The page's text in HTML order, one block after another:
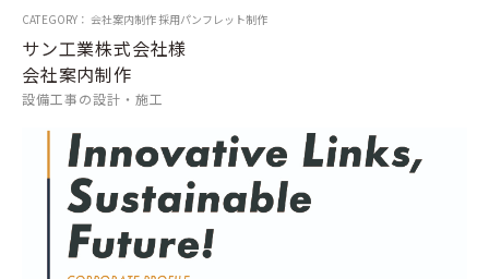
CATEGORY： 会社案内制作 採用パンフレット制作
サン工業株式会社様
会社案内制作
設備工事の設計・施工